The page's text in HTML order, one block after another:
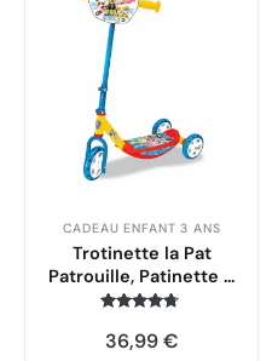
CADEAU ENFANT 3 ANS
Trotinette la Pat
Patrouille, Patinette 3
Roues Smoby,
Roues Silencieuses
4.6
sur 5
36,99€